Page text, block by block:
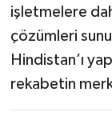
işletmelere
çözümleri
Hindistan’ı
rekabetin